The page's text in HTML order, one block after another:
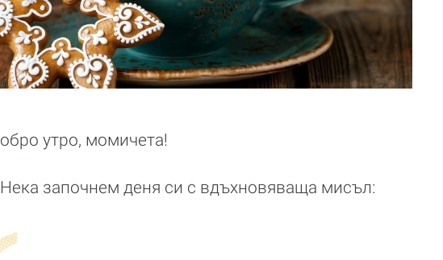
обро утро, момичета!
Нека започнем деня си с вдъхновяваща мисъл: